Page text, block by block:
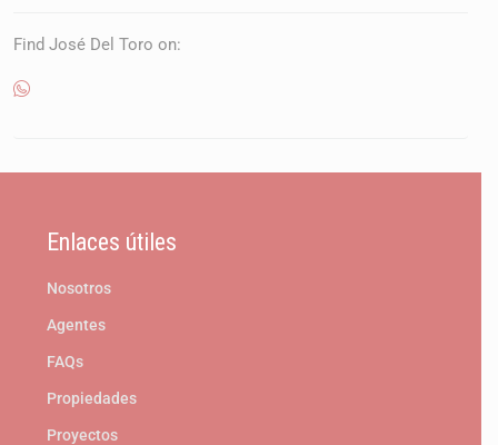
Find José Del Toro on:
Enlaces útiles
Nosotros
Agentes
FAQs
Propiedades
Proyectos